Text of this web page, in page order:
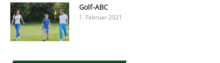
Golf-ABC
1. Februar 2021